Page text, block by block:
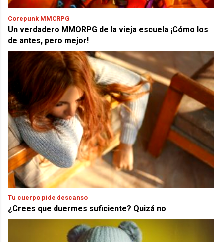
Corepunk MMORPG
Un verdadero MMORPG de la vieja escuela ¡Cómo los
de antes, pero mejor!
Tu cuerpo pide descanso
¿Crees que duermes suficiente? Quizá no